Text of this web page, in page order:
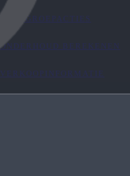
TERUGROEPACTIES
ONDERHOUD BEREKENEN
VERKOOPINFORMATIE